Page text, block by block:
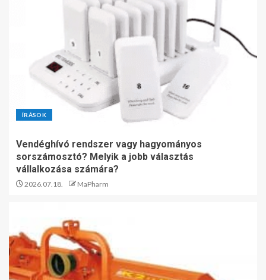
ÍRÁSOK
Vendéghívó rendszer vagy hagyományos
sorszámosztó? Melyik a jobb választás
vállalkozása számára?
2026.07.18. MaPharm